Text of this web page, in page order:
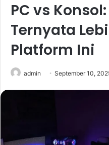
PC vs
Ternyata
Platform Ini
admin September 10,